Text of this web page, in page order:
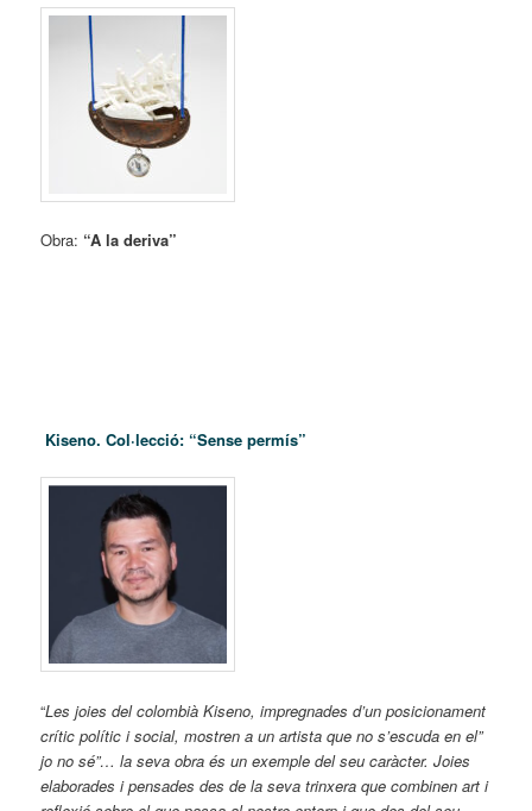
Obra: “A la deriva”
Kiseno. Col·lecció: “Sense permís”
“Les joies del colombià Kiseno, impregnades d’un posicionament
crític polític i social, mostren a un artista que no s’escuda en el”
jo no sé”… la seva obra és un exemple del seu caràcter. Joies
elaborades i pensades des de la seva trinxera que combinen art i